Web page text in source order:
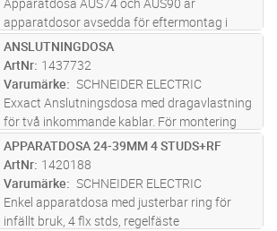
Apparatdosa AUS74 och AUS90 är
apparatdosor avsedda för eftermontag i
väggar av skivmaterial från 9mm upp till
39mm (tre gipsskiv). En teleskopfunktion ger
ställbart dos djup för att kunna svälja skr
mer
ST Lägg i kundvagn
ANSLUTNINGDOSA
ArtNr 1437732
Varumärke
SCHNEIDER ELECTRIC
Exxact Anslutningsdosa med dragavlastning
för två inkommande kablar. För montering
över apparatdosa c/c 60mm, med
tätningssats även IP44, eller för helt
utanpåliggande montage på vägg IP21 då
kablen...läs mer
ST Lägg i kundvagn
APPARATDOSA 24-39MM 4 STUDS+RF
ArtNr 1420188
Varumärke
SCHNEIDER ELECTRIC
Enkel apparatdosa med justerbar ring för
infällt bruk, 4 flx stds, regelfäste